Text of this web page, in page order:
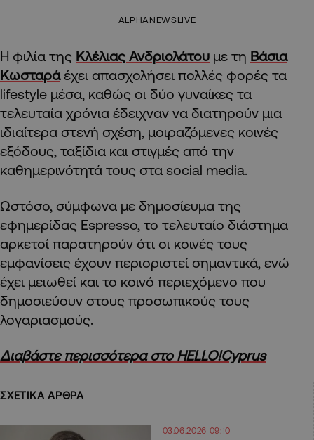
ALPHANEWSLIVE
Η φιλία της Κλέλιας Ανδριολάτου με τη Βάσια
Κωσταράέχει απασχολήσει πολλές φορές τα
lifestyle μέσα, καθώς οι δύο γυναίκες τα
τελευταία χρόνια έδειχναν να διατηρούν μια
ιδιαίτερα στενή σχέση, μοιραζόμενες κοινές
εξόδους, ταξίδια και στιγμές από την
καθημερινότητά τους στα social media.
Ωστόσο, σύμφωνα με δημοσίευμα της
εφημερίδας Espresso, το τελευταίο διάστημα
αρκετοί παρατηρούν ότι οι κοινές τους
εμφανίσεις έχουν περιοριστεί σημαντικά, ενώ
έχει μειωθεί και το κοινό περιεχόμενο που
δημοσιεύουν στους προσωπικούς τους
λογαριασμούς.
Διαβάστε περισσότερα στο HELLO!Cyprus
ΣΧΕΤΙΚΑ ΑΡΘΡΑ
03.06.2026 09:10